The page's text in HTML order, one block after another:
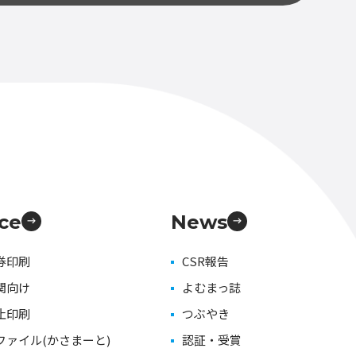
印刷
向け
印刷
ァイル(かさまーと)
News
CSR報告
よむまっ誌
つぶやき
認証・受賞